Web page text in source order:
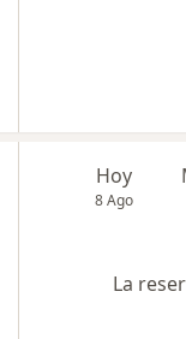
Hoy
8 Ago
La